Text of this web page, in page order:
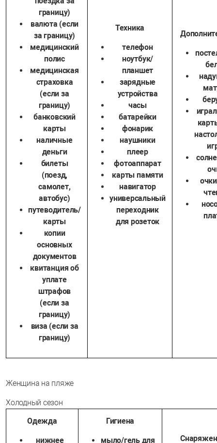
границу)
валюта (если
за границу)
медицинский
полис
медицинская
страховка
(если за
границу)
банковский
карты
наличные
деньги
билеты
(поезд,
самолет,
автобус)
путеводитель/
карты
копии
основных
документов
квитанция об
уплате
штрафов
(если за
границу)
виза (если за
границу)
Техника
телефон
ноутбук/
планшет
зарядные
устройства
часы
батарейки
фонарик
наушники
плеер
фотоаппарат
карты памяти
навигатор
универсальный
переходник
для розеток
Женщина на пляже
Холодный сезон
Одежда
нижнее
Гигиена
мыло/гель для